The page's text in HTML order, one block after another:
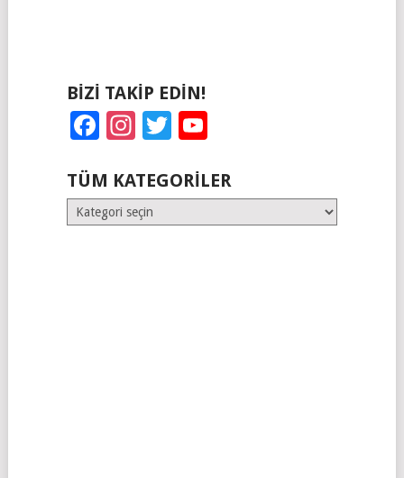
BIZI TAKIP EDIN!
Facebook
Instagram
Twitter
TÜM KATEGORILER
Tüm
Kategoriler